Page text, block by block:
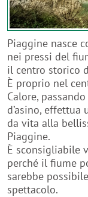
Piaggine nasce
nei pressi del
il centro storico
È proprio nel
Calore,
d’asino, effettua
da vita alla
Piaggine.
È sconsigliabile
perché il fiume
sarebbe
spettacolo.